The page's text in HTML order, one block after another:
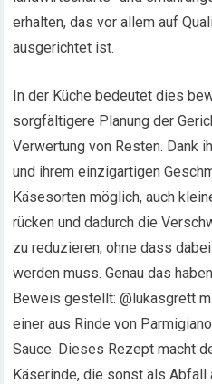
erhalten, das vor allem auf
ausgerichtet ist.
In der Küche bedeutet dies
sorgfältigere Planung der
Verwertung von Resten. Dank
und ihrem einzigartigen
Käsesorten möglich, auch
rücken und dadurch die
zu reduzieren, ohne dass
werden muss. Genau das
Beweis gestellt: @lukasgrett
einer aus Rinde von
Sauce. Dieses Rezept macht
Käserinde, die sonst als Abfall